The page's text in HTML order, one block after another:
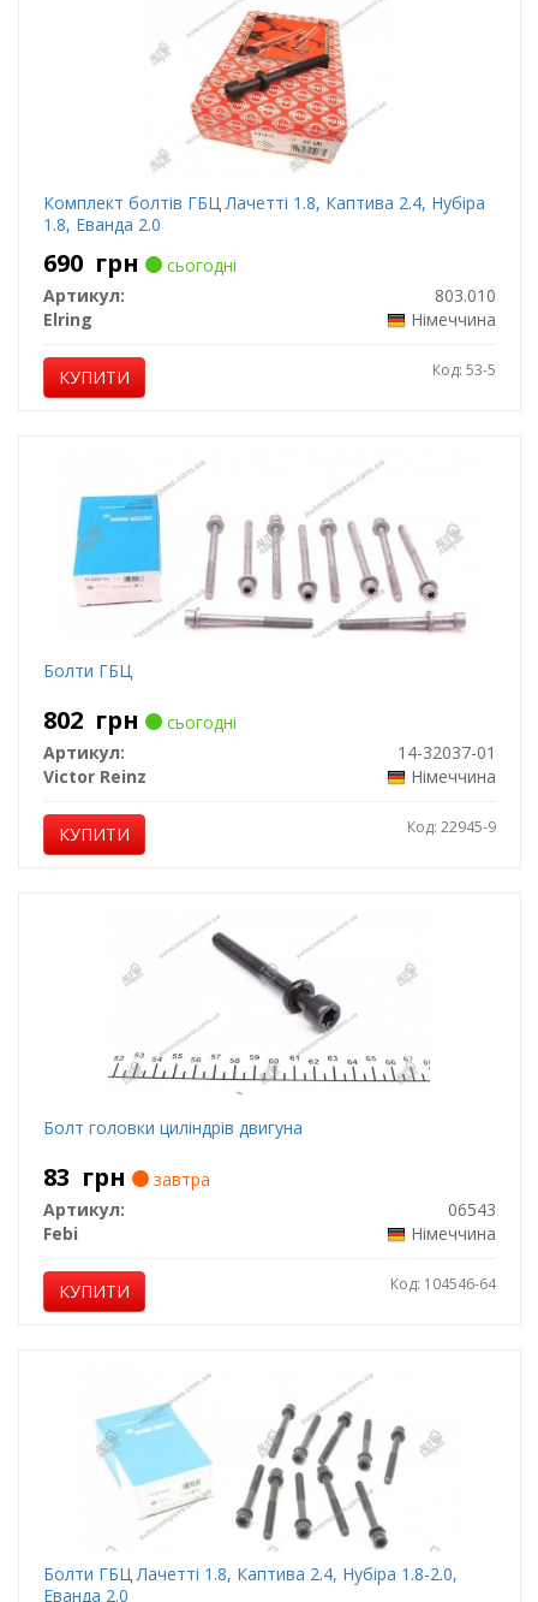
Комплект болтів ГБЦ Лачетті 1.8, Каптива 2.4, Нубіра
1.8, Еванда 2.0
690 грн
сьогодні
Артикул:
803.010
Elring
Німеччина
КУПИТИ Код: 53-5
Болти ГБЦ
802 грн
сьогодні
Артикул:
14-32037-01
Victor Reinz
Німеччина
КУПИТИ Код: 22945-9
Болт головки циліндрів двигуна
83 грн
завтра
Артикул:
06543
Febi
Німеччина
КУПИТИ Код: 104546-64
Болти ГБЦ Лачетті 1.8, Каптива 2.4, Нубіра 1.8-2.0,
Еванда 2.0